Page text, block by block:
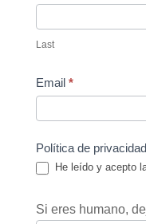
Last
Email *
Política de privacidad
He leído y acepto
Si eres humano,